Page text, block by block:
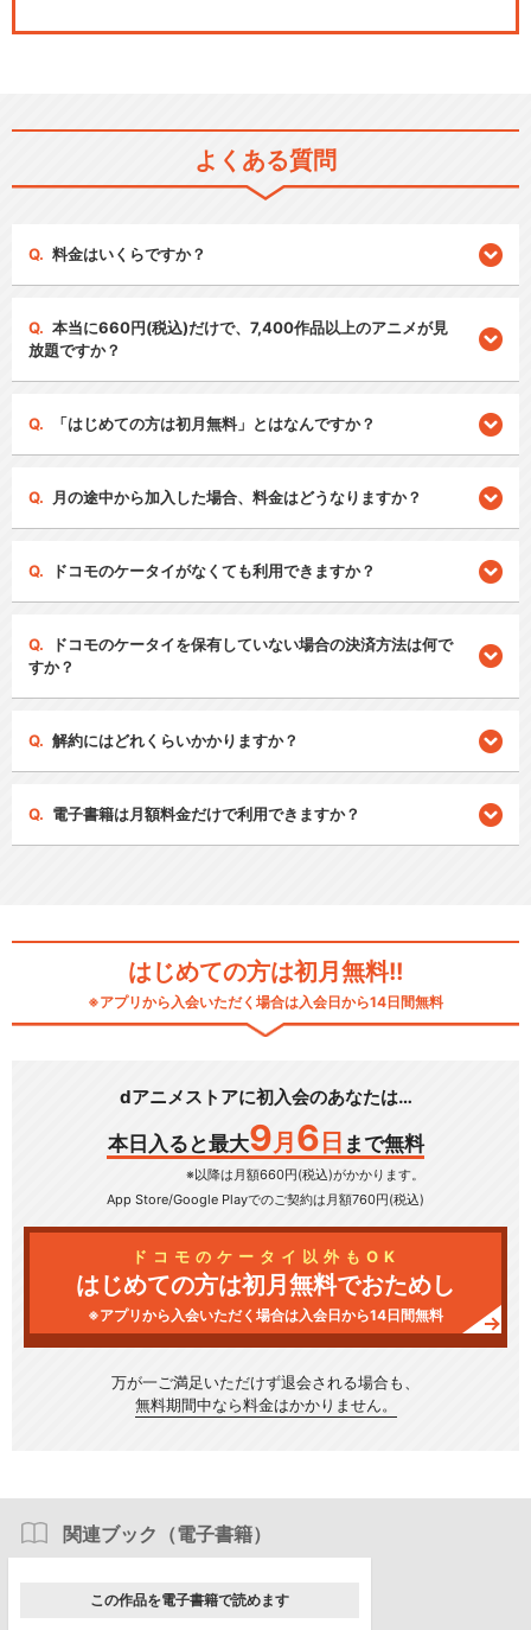
よくある質問
料金はいくらですか？
本当に660円(税込)だけで、7,400作品以上のアニメが見
放題ですか？
「はじめての方は初月無料」とはなんですか？
月の途中から加入した場合、料金はどうなりますか？
ドコモのケータイがなくても利用できますか？
ドコモのケータイを保有していない場合の決済方法は何で
すか？
解約にはどれくらいかかりますか？
電子書籍は月額料金だけで利用できますか？
はじめての方は初月無料!!
※アプリから入会いただく場合は入会日から14日間無料
dアニメストアに初入会のあなたは…
本日入ると最大9 月 6 日 まで無料
※以降は月額660円(税込)がかかります。
App Store/Google Playでのご契約は月額760円(税込)
ドコモのケータイ以外もOK
はじめての方は初月無料でおためし
※アプリから入会いただく場合は入会日から14日間無料
万が一ご満足いただけず退会される場合も、
無料期間中なら料金はかかりません。
関連ブック（電子書籍）
この作品を電子書籍で読めます